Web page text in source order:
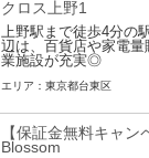
クロス上野1
上野駅まで徒歩4分の
辺は、百貨店や家電
業施設が充実◎
エリア：東京都台東区
【保証金無料キャ
Blossom